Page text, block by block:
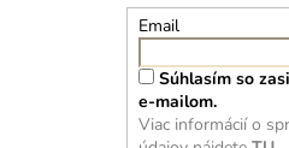
Email
Súhlasím so
e-mailom.
Viac informácií o